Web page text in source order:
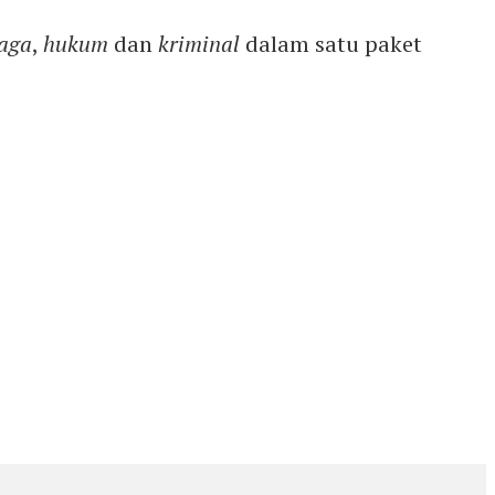
, hukum dankriminal dalam satu paket